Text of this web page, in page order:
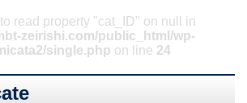
read property "cat_ID" on null in
zeirishi.com/public_html/wp-
single.php on line 24